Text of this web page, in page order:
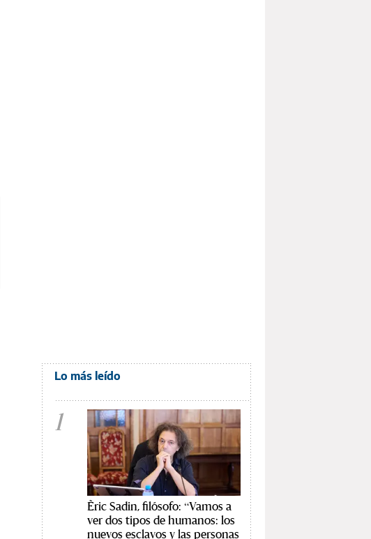
Lo más leído
1
Èric Sadin, filósofo: “Vamos a
ver dos tipos de humanos: los
nuevos esclavos y las personas